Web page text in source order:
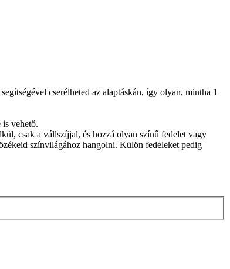
cserélheted az alaptáskán, így olyan, mintha 1
vehető.
csak a vállszíjjal, és hozzá olyan színű fedelet vagy
színvilágához hangolni. Külön fedeleket pedig